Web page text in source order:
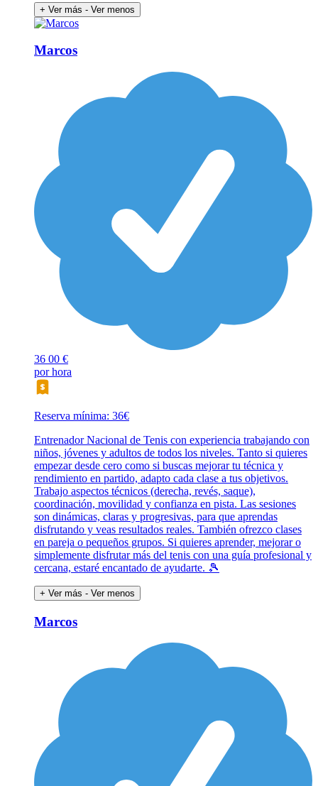
+ Ver más - Ver menos
Marcos
36 00 €
por hora
Reserva mínima: 36€
Entrenador Nacional de Tenis con experiencia trabajando con
niños, jóvenes y adultos de todos los niveles. Tanto si quieres
empezar desde cero como si buscas mejorar tu técnica y
rendimiento en partido, adapto cada clase a tus objetivos.
Trabajo aspectos técnicos (derecha, revés, saque),
coordinación, movilidad y confianza en pista. Las sesiones
son dinámicas, claras y progresivas, para que aprendas
disfrutando y veas resultados reales. También ofrezco clases
en pareja o pequeños grupos. Si quieres aprender, mejorar o
simplemente disfrutar más del tenis con una guía profesional y
cercana, estaré encantado de ayudarte. 🎾
+ Ver más - Ver menos
Marcos